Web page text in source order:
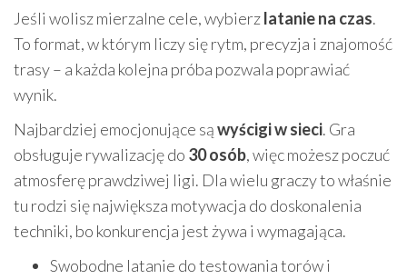
Jeśli wolisz mierzalne cele, wybierzlatanie na czas.
To format, w którym liczy się rytm, precyzja i znajomość
trasy – a każda kolejna próba pozwala poprawiać
wynik.
Najbardziej emocjonujące sąwyścigi w sieci. Gra
obsługuje rywalizację do 30 osób, więc możesz poczuć
atmosferę prawdziwej ligi. Dla wielu graczy to właśnie
tu rodzi się największa motywacja do doskonalenia
techniki, bo konkurencja jest żywa i wymagająca.
Swobodne latanie do testowania torów i